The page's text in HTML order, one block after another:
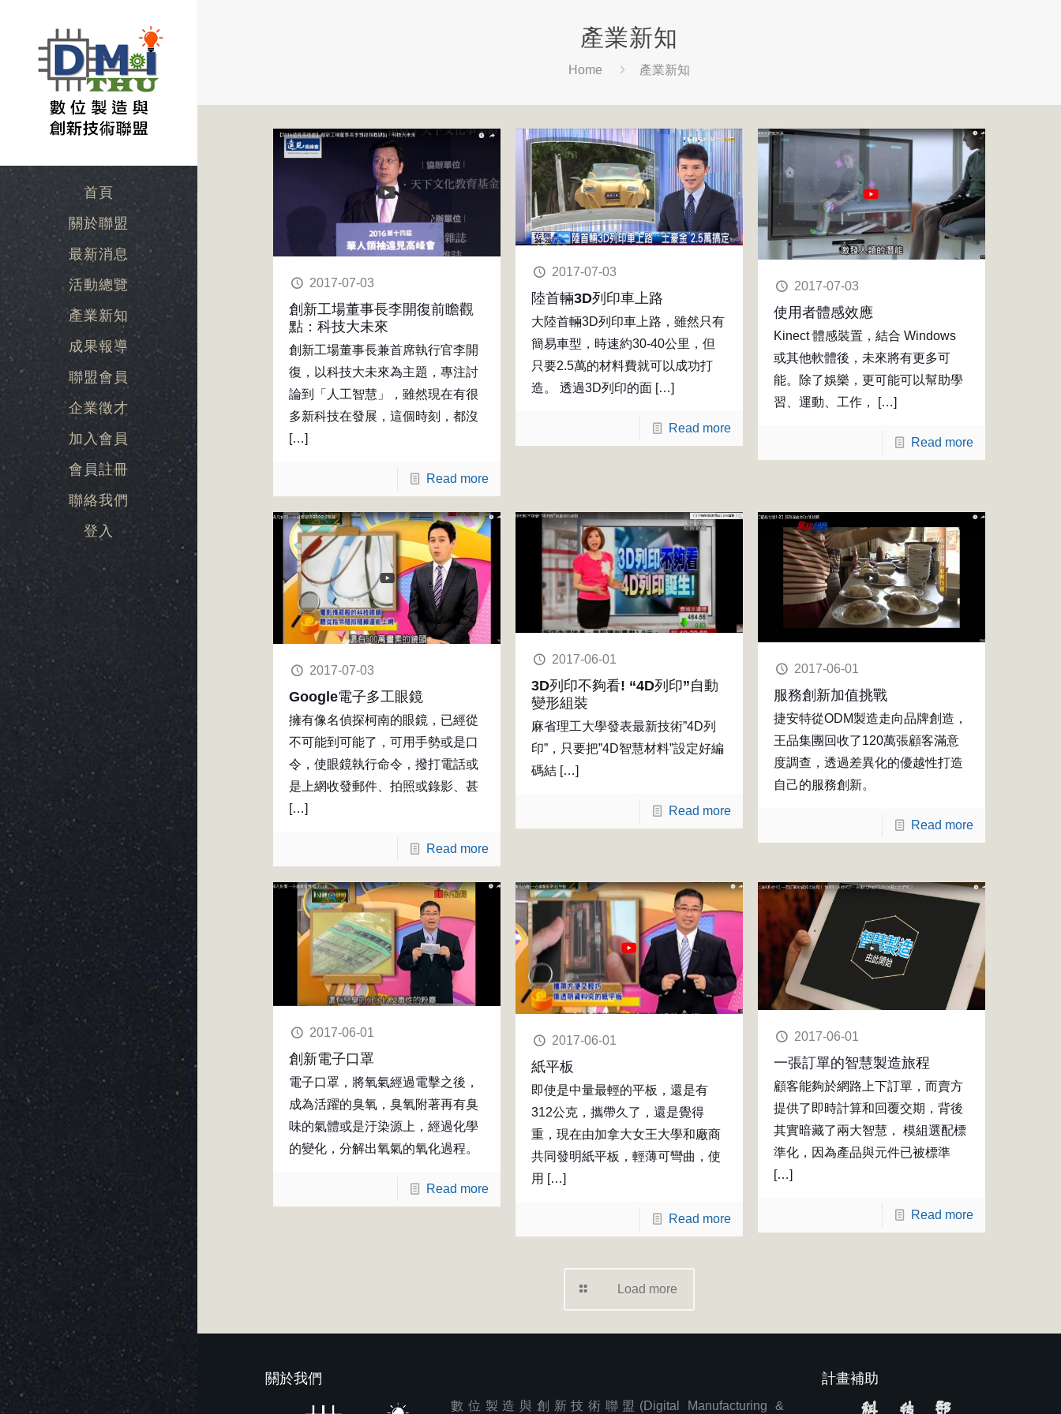
首頁
關於聯盟
最新消息
活動總覽
產業新知
成果報導
聯盟會員
企業徵才
加入會員
會員註冊
聯絡我們
登入
產業新知
Home 產業新知
2017-07-03
創新工場董事長李開復前瞻觀
點：科技大未來
創新工場董事長兼首席執行官李開
復，以科技大未來為主題，專注討
論到「人工智慧」，雖然現在有很
多新科技在發展，這個時刻，都沒
[…]
Read more
2017-07-03
陸首輛3D列印車上路
大陸首輛3D列印車上路，雖然只有
簡易車型，時速約30-40公里，但
只要2.5萬的材料費就可以成功打
造。 透過3D列印的面[…]
Read more
2017-07-03
使用者體感效應
Kinect 體感裝置，結合 Windows
或其他軟體後，未來將有更多可
能。除了娛樂，更可能可以幫助學
習、運動、工作，
[…]
Read more
2017-07-03
Google電子多工眼鏡
擁有像名偵探柯南的眼鏡，已經從
不可能到可能了，可用手勢或是口
令，使眼鏡執行命令，撥打電話或
是上網收發郵件、拍照或錄影、甚
[…]
Read more
2017-06-01
3D列印不夠看! “4D列印”自動
變形組裝
麻省理工大學發表最新技術”4D列
印”，只要把”4D智慧材料”設定好編
碼結[…]
Read more
2017-06-01
服務創新加值挑戰
捷安特從ODM製造走向品牌創造，
王品集團回收了120萬張顧客滿意
度調查，透過差異化的優越性打造
自己的服務創新。
Read more
2017-06-01
創新電子口罩
電子口罩，將氧氣經過電擊之後，
成為活躍的臭氧，臭氧附著再有臭
味的氣體或是汙染源上，經過化學
的變化，分解出氧氣的氧化過程。
Read more
2017-06-01
紙平板
即使是中量最輕的平板，還是有
312公克，攜帶久了，還是覺得
重，現在由加拿大女王大學和廠商
共同發明紙平板，輕薄可彎曲，使
用 […]
Read more
2017-06-01
一張訂單的智慧製造旅程
顧客能夠於網路上下訂單，而賣方
提供了即時計算和回覆交期，背後
其實暗藏了兩大智慧， 模組選配標
準化，因為產品與元件已被標準
[…]
Read more
Load more
關於我們
數位製造與創新技術聯盟(Digital Manufacturing &
計畫補助